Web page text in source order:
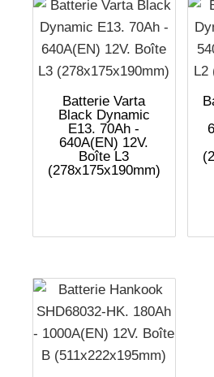
Batterie Varta
Black Dynamic
E13. 70Ah -
640A(EN) 12V.
Boîte L3
(278x175x190mm)